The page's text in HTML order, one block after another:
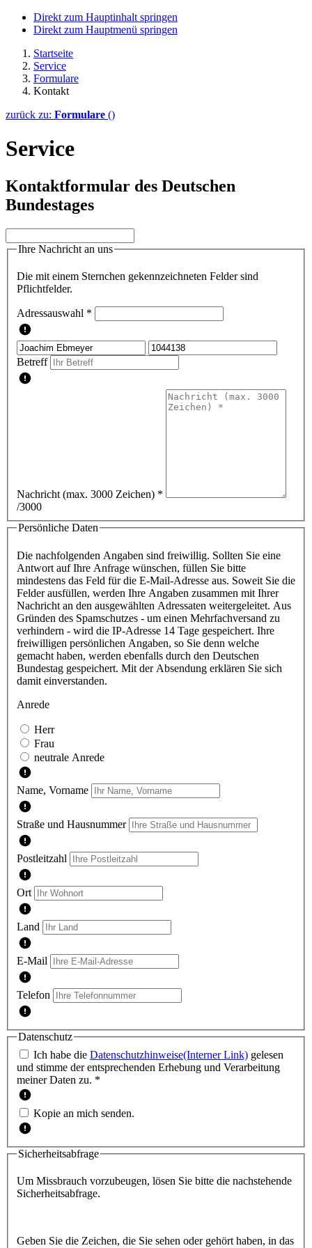
Direkt zum Hauptinhalt springen
Direkt zum Hauptmenü springen
Startseite
Service
Formulare
Kontakt
zurück zu: Formulare ()
Service
Kontaktformular des Deutschen
Bundestages
Ihre Nachricht an uns
Die mit einem Sternchen gekennzeichneten Felder sind
Pflichtfelder.
Adressauswahl *
Betreff
Nachricht (max. 3000 Zeichen) *
/3000
Persönliche Daten
Die nachfolgenden Angaben sind freiwillig. Sollten Sie eine
Antwort auf Ihre Anfrage wünschen, füllen Sie bitte
mindestens das Feld für die E-Mail-Adresse aus. Soweit Sie die
Felder ausfüllen, werden Ihre Angaben zusammen mit Ihrer
Nachricht an den ausgewählten Adressaten weitergeleitet. Aus
Gründen des Spamschutzes - um einen Mehrfachversand zu
verhindern - wird die IP-Adresse 14 Tage gespeichert. Ihre
freiwilligen persönlichen Angaben, so Sie denn welche
gemacht haben, werden ebenfalls durch den Deutschen
Bundestag gespeichert. Mit der Absendung erklären Sie sich
damit einverstanden.
Anrede
Herr
Frau
neutrale Anrede
Name, Vorname
Straße und Hausnummer
Postleitzahl
Ort
Land
E-Mail
Telefon
Datenschutz
Ich habe die Datenschutzhinweise(Interner Link) gelesen
und stimme der entsprechenden Erhebung und Verarbeitung
meiner Daten zu. *
Kopie an mich senden.
Sicherheitsabfrage
Um Missbrauch vorzubeugen, lösen Sie bitte die nachstehende
Sicherheitsabfrage.
Geben Sie die Zeichen, die Sie sehen oder gehört haben, in das